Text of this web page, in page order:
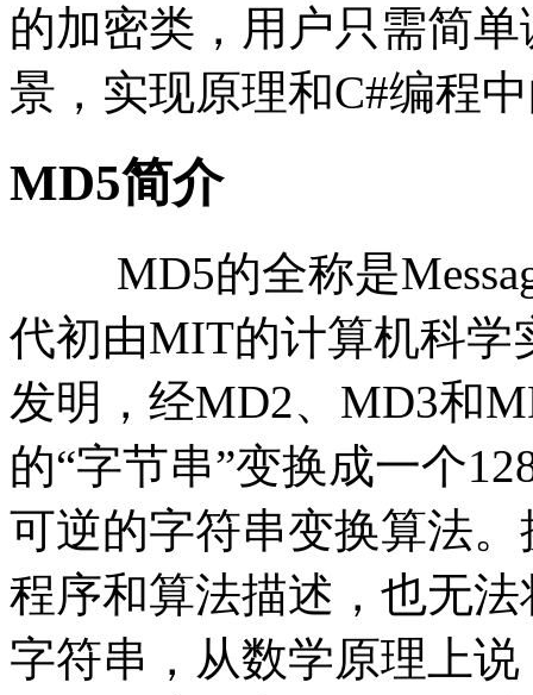
的加密类，用户只需简
景，实现原理和C#编程
MD5简介
MD5的全称是
代初由MIT的计算机科学
发明，经MD2、MD3和
的“字节串”变换成一个
可逆的字符串变换算法
程序和算法描述，也无
字符串，从数学原理上